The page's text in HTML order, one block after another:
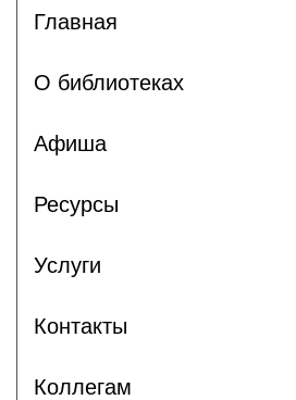
Главная
О библиотеках
Афиша
Ресурсы
Услуги
Контакты
Коллегам